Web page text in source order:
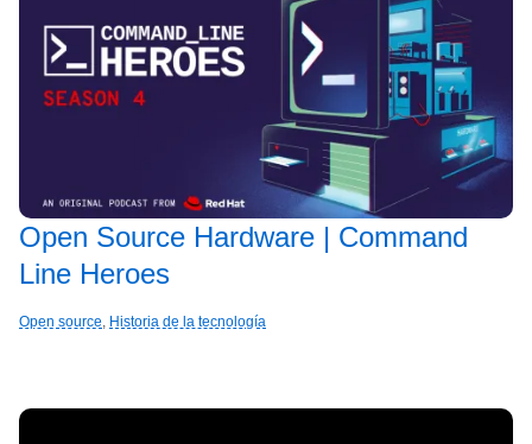
Open Source Hardware | Command
Line Heroes
Open source, Historia de la tecnología